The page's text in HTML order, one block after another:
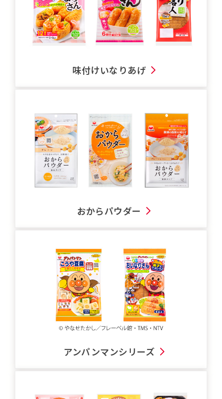
味付けいなりあげ
おからパウダー
アンパンマンシリーズ